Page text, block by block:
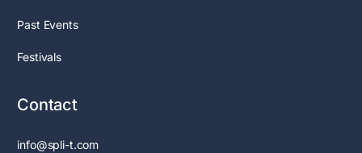
Past Events
Festivals
Contact
info@spli-t.com